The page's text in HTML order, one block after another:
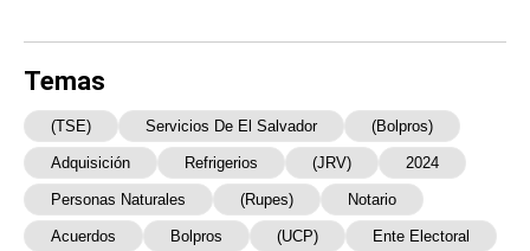
Temas
(TSE) Servicios De El Salvador (Bolpros)
Adquisición Refrigerios (JRV) 2024
Personas Naturales (Rupes) Notario
Acuerdos Bolpros (UCP) Ente Electoral